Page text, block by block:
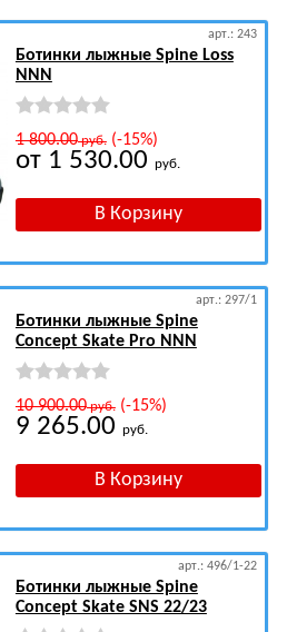
арт.: 243
Ботинки лыжные Spine Loss
NNN
1 800.00руб.(-15%)
от 1 530.00 руб.
арт.: 297/1
Ботинки лыжные Spine
Concept Skate Pro NNN
10 900.00руб.(-15%)
9 265.00 руб.
арт.: 496/1-22
Ботинки лыжные Spine
Concept Skate SNS 22/23